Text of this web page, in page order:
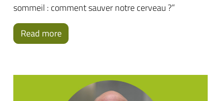
sommeil : comment sauver notre cerveau ?”
Read more